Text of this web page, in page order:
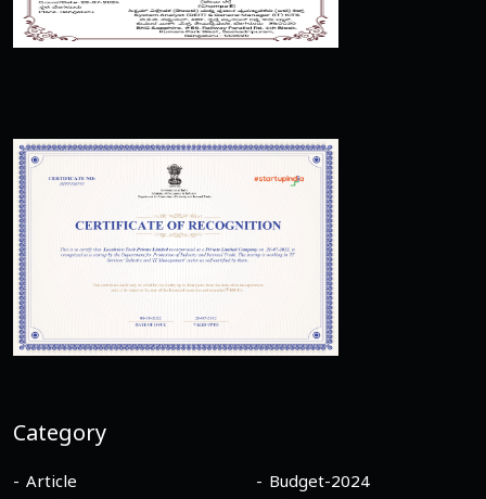
Category
Article
Budget-2024